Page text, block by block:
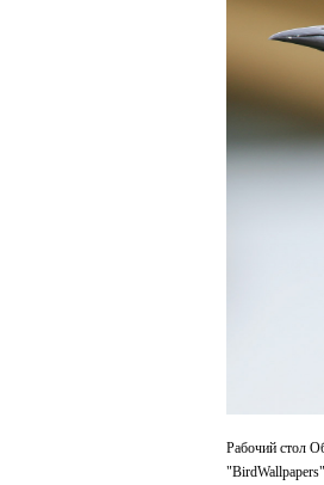
Рабочий стол
"BirdWallpapers".